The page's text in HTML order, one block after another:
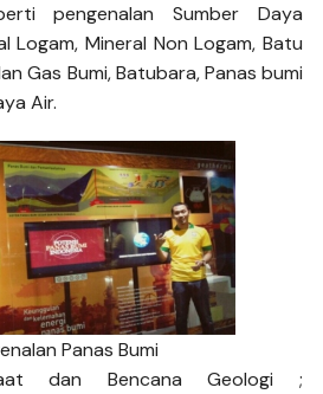
pengenalan Sumber Daya
Logam, Mineral Non Logam, Batu
Gas Bumi, Batubara, Panas bumi
Air.
Panas Bumi
dan Bencana Geologi ;